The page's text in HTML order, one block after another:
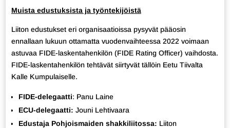
Muista edustuksista ja työntekijöistä
Liiton edustukset eri organisaatioissa pysyvät pääosin
ennallaan lukuun ottamatta vuodenvaihteessa 2022 voimaan
astuvaa FIDE-laskentahenkilön (FIDE Rating Officer) vaihdosta.
FIDE-laskentahenkilön tehtävät siirtyvät tällöin Eetu Tiivalta
Kalle Kumpulaiselle.
FIDE-delegaatti: Panu Laine
ECU-delegaatti: Jouni Lehtivaara
Edustaja Pohjoismaiden shakkiliitossa: Liiton